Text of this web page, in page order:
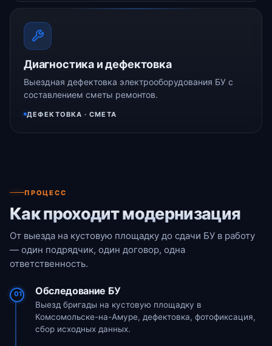
Диагностика и дефектовка
Выездная дефектовка электрооборудования БУ с
составлением сметы ремонтов.
ДЕФЕКТОВКА · СМЕТА
ПРОЦЕСС
Как проходит модернизация
От выезда на кустовую площадку до сдачи БУ в работу
— один подрядчик, один договор, одна
ответственность.
01 Обследование БУ
Выезд бригады на кустовую площадку в
Комсомольске-на-Амуре, дефектовка, фотофиксация,
сбор исходных данных.